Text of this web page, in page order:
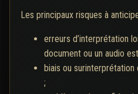
Les principaux risques à
erreurs d’interprétation
document ou un audio
biais ou
;